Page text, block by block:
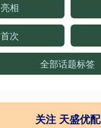
亮相
首次
全部话题标签
关注 天盛优配